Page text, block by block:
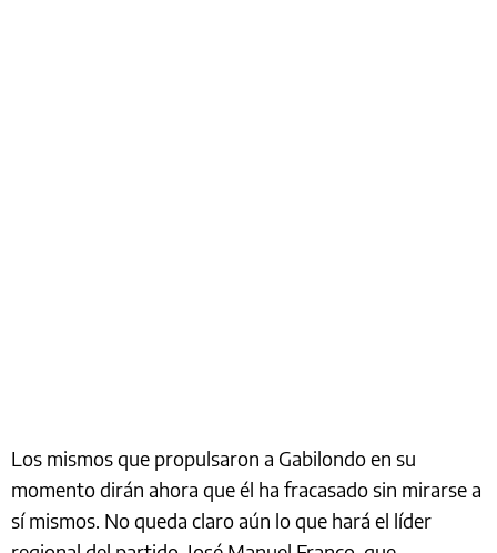
Los mismos que propulsaron a Gabilondo en su
momento dirán ahora que él ha fracasado sin mirarse a
sí mismos. No queda claro aún lo que hará el líder